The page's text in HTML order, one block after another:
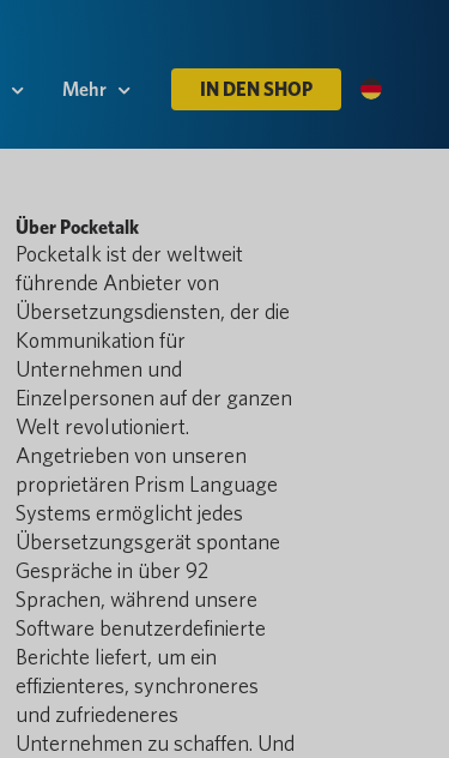
Mehr IN DEN SHOP
Über Pocketalk
Pocketalk ist der weltweit
führende Anbieter von
Übersetzungsdiensten, der die
Kommunikation für
Unternehmen und
Einzelpersonen auf der ganzen
Welt revolutioniert.
Angetrieben von unseren
proprietären Prism Language
Systems ermöglicht jedes
Übersetzungsgerät spontane
Gespräche in über 92
Sprachen, während unsere
Software benutzerdefinierte
Berichte liefert, um ein
effizienteres, synchroneres
und zufriedeneres
Unternehmen zu schaffen. Und